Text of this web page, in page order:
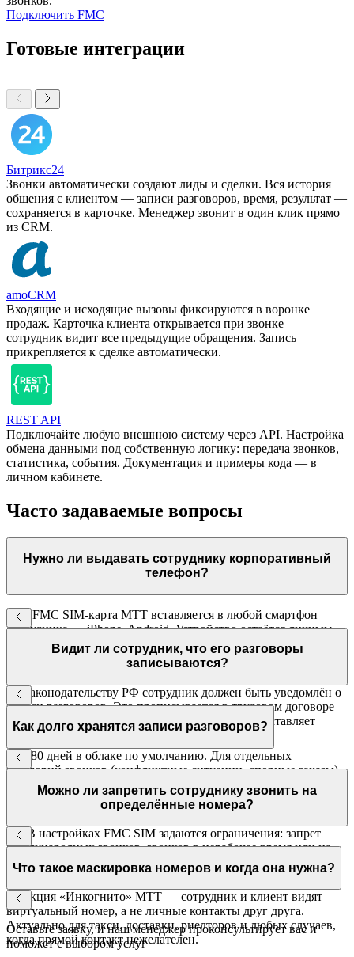
Подключить FMC
Готовые интеграции
Битрикс24
Звонки автоматически создают лиды и сделки. Вся история
общения с клиентом — записи разговоров, время, результат —
сохраняется в карточке. Менеджер звонит в один клик прямо
из CRM.
amoCRM
Входящие и исходящие вызовы фиксируются в воронке
продаж. Карточка клиента открывается при звонке —
сотрудник видит все предыдущие обращения. Запись
прикрепляется к сделке автоматически.
REST API
Подключайте любую внешнюю систему через API. Настройка
обмена данными под собственную логику: передача звонков,
статистика, события. Документация и примеры кода — в
личном кабинете.
Часто задаваемые вопросы
Нужно ли выдавать сотруднику корпоративный
телефон?
Нет. FMC SIM-карта МТТ вставляется в любой смартфон
сотрудника — iPhone, Android. Устройство остаётся личным,
связь становится корпоративной.
Видит ли сотрудник, что его разговоры
записываются?
По законодательству РФ сотрудник должен быть уведомлён о
записи разговоров. Это прописывается в трудовом договоре
или дополнительном соглашении — МТТ предоставляет
шаблон.
Как долго хранятся записи разговоров?
До 180 дней в облаке по умолчанию. Для отдельных
категорий звонков (конфликтные ситуации, спорные заказы)
запись можно скачать и сохранить локально на
неограниченный срок.
Можно ли запретить сотруднику звонить на
определённые номера?
Да. В настройках FMC SIM задаются ограничения: запрет
международных звонков, звонков в нерабочее время или на
конкретные направления. Настраивается индивидуально для
каждого сотрудника.
Что такое маскировка номеров и когда она нужна?
Функция «Инкогнито» МТТ — сотрудник и клиент видят
виртуальный номер, а не личные контакты друг друга.
Актуально для такси, доставки, риелторов и любых случаев,
когда прямой контакт нежелателен.
Оставьте заявку, и наш менеджер проконсультирует вас и
поможет с выбором услуг